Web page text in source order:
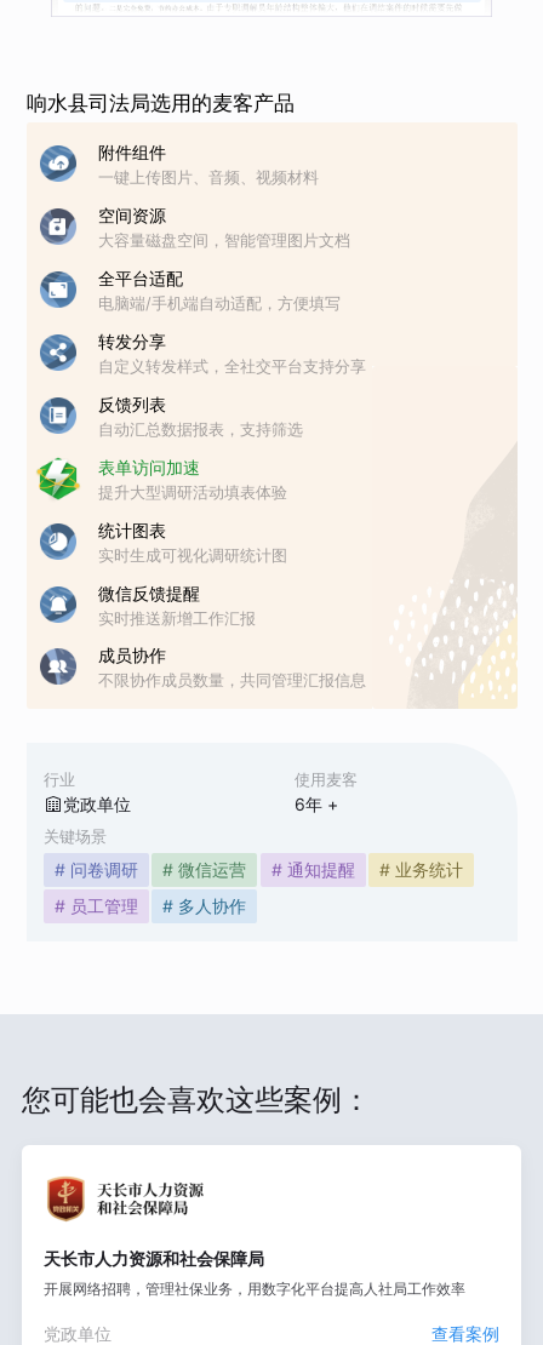
行业
党政单位
使用麦客
6年 +
关键场景
# 问卷调研 # 微信运营 # 通知提醒
# 业务统计
# 员工管理
# 多人协作
成果
响水县司法局选用的麦客产品
附件组件
一键上传图片、音频、视频材料
空间资源
大容量磁盘空间，智能管理图片文档
全平台适配
电脑端/手机端自动适配，方便填写
转发分享
自定义转发样式，全社交平台支持分享
反馈列表
自动汇总数据报表，支持筛选
表单访问加速
提升大型调研活动填表体验
统计图表
实时生成可视化调研统计图
微信反馈提醒
实时推送新增工作汇报
成员协作
不限协作成员数量，共同管理汇报信息
您可能也会喜欢这些案例：
天长市人力资源和社会保障局
开展网络招聘，管理社保业务，用数字化平台提高人社局工作效率
党政单位 查看案例